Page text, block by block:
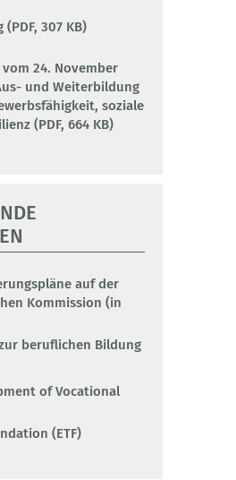
307 KB)
24. November
und Weiterbildung
soziale
(PDF, 664 KB)
auf der
Kommission (in
beruflichen Bildung
of Vocational
(ETF)